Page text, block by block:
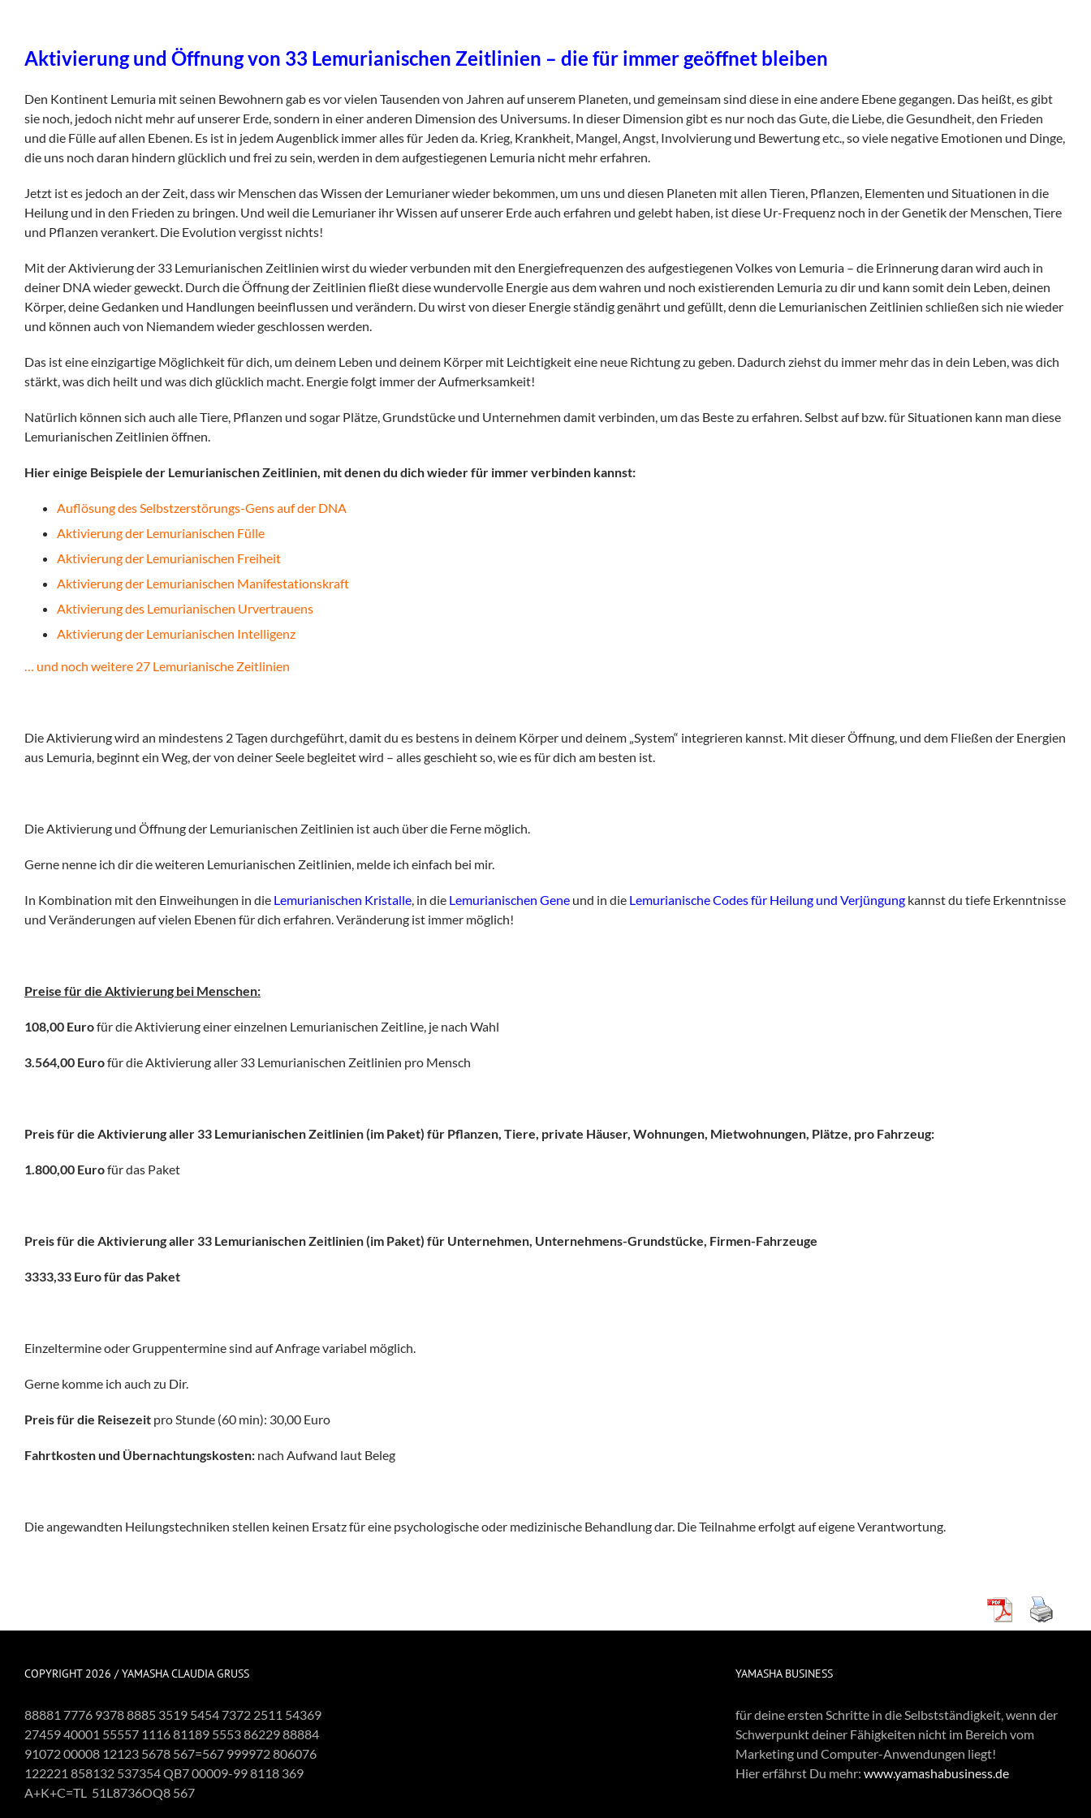
Aktivierung und Öffnung von 33 Lemurianischen Zeitlinien – die für immer geöffnet bleiben
Den Kontinent Lemuria mit seinen Bewohnern gab es vor vielen Tausenden von Jahren auf unserem Planeten, und gemeinsam sind diese in eine andere Ebene gegangen. Das heißt, es gibt
sie noch, jedoch nicht mehr auf unserer Erde, sondern in einer anderen Dimension des Universums. In dieser Dimension gibt es nur noch das Gute, die Liebe, die Gesundheit, den Frieden
und die Fülle auf allen Ebenen. Es ist in jedem Augenblick immer alles für Jeden da. Krieg, Krankheit, Mangel, Angst, Involvierung und Bewertung etc., so viele negative Emotionen und Dinge,
die uns noch daran hindern glücklich und frei zu sein, werden in dem aufgestiegenen Lemuria nicht mehr erfahren.
Jetzt ist es jedoch an der Zeit, dass wir Menschen das Wissen der Lemurianer wieder bekommen, um uns und diesen Planeten mit allen Tieren, Pflanzen, Elementen und Situationen in die
Heilung und in den Frieden zu bringen. Und weil die Lemurianer ihr Wissen auf unserer Erde auch erfahren und gelebt haben, ist diese Ur-Frequenz noch in der Genetik der Menschen, Tiere
und Pflanzen verankert. Die Evolution vergisst nichts!
Mit der Aktivierung der 33 Lemurianischen Zeitlinien wirst du wieder verbunden mit den Energiefrequenzen des aufgestiegenen Volkes von Lemuria – die Erinnerung daran wird auch in
deiner DNA wieder geweckt. Durch die Öffnung der Zeitlinien fließt diese wundervolle Energie aus dem wahren und noch existierenden Lemuria zu dir und kann somit dein Leben, deinen
Körper, deine Gedanken und Handlungen beeinflussen und verändern. Du wirst von dieser Energie ständig genährt und gefüllt, denn die Lemurianischen Zeitlinien schließen sich nie wieder
und können auch von Niemandem wieder geschlossen werden.
Das ist eine einzigartige Möglichkeit für dich, um deinem Leben und deinem Körper mit Leichtigkeit eine neue Richtung zu geben. Dadurch ziehst du immer mehr das in dein Leben, was dich
stärkt, was dich heilt und was dich glücklich macht. Energie folgt immer der Aufmerksamkeit!
Natürlich können sich auch alle Tiere, Pflanzen und sogar Plätze, Grundstücke und Unternehmen damit verbinden, um das Beste zu erfahren. Selbst auf bzw. für Situationen kann man diese
Lemurianischen Zeitlinien öffnen.
Hier einige Beispiele der Lemurianischen Zeitlinien, mit denen du dich wieder für immer verbinden kannst:
Auflösung des Selbstzerstörungs-Gens auf der DNA
Aktivierung der Lemurianischen Fülle
Aktivierung der Lemurianischen Freiheit
Aktivierung der Lemurianischen Manifestationskraft
Aktivierung des Lemurianischen Urvertrauens
Aktivierung der Lemurianischen Intelligenz
… und noch weitere 27 Lemurianische Zeitlinien
Die Aktivierung wird an mindestens 2 Tagen durchgeführt, damit du es bestens in deinem Körper und deinem „System“ integrieren kannst. Mit dieser Öffnung, und dem Fließen der Energien
aus Lemuria, beginnt ein Weg, der von deiner Seele begleitet wird – alles geschieht so, wie es für dich am besten ist.
Die Aktivierung und Öffnung der Lemurianischen Zeitlinien ist auch über die Ferne möglich.
Gerne nenne ich dir die weiteren Lemurianischen Zeitlinien, melde ich einfach bei mir.
In Kombination mit den Einweihungen in die Lemurianischen Kristalle, in die Lemurianischen Gene und in die Lemurianische Codes für Heilung und Verjüngung kannst du tiefe Erkenntnisse
und Veränderungen auf vielen Ebenen für dich erfahren. Veränderung ist immer möglich!
Preise für die Aktivierung bei Menschen:
108,00 Eurofür die Aktivierung einer einzelnen Lemurianischen Zeitline, je nach Wahl
3.564,00 Eurofür die Aktivierung aller 33 Lemurianischen Zeitlinien pro Mensch
Preis für die Aktivierung aller 33 Lemurianischen Zeitlinien (im Paket) für Pflanzen, Tiere, private Häuser, Wohnungen, Mietwohnungen, Plätze, pro Fahrzeug:
1.800,00 Eurofür das Paket
Preis für die Aktivierung aller 33 Lemurianischen Zeitlinien (im Paket) für Unternehmen, Unternehmens-Grundstücke, Firmen-Fahrzeuge
3333,33 Eurofür das Paket
Einzeltermine oder Gruppentermine sind auf Anfrage variabel möglich.
Gerne komme ich auch zu Dir.
Preis für die Reisezeit pro Stunde (60 min): 30,00 Euro
Fahrtkosten und Übernachtungskosten: nach Aufwand laut Beleg
Die angewandten Heilungstechniken stellen keinen Ersatz für eine psychologische oder medizinische Behandlung dar. Die Teilnahme erfolgt auf eigene Verantwortung.
COPYRIGHT 2026 / YAMASHA CLAUDIA GRUSS
88881 7776 9378 8885 3519 5454 7372 2511 54369
27459 40001 55557 1116 81189 5553 86229 88884
91072 00008 12123 5678 567=567 999972 806076
122221 858132 537354 QB7 00009-99 8118 369
A+K+C=TL 51L8736OQ8 567
YAMASHA BUSINESS
für deine ersten Schritte in die Selbstständigkeit, wenn der
Schwerpunkt deiner Fähigkeiten nicht im Bereich vom
Marketing und Computer-Anwendungen liegt!
Hier erfährst Du mehr: www.yamashabusiness.de